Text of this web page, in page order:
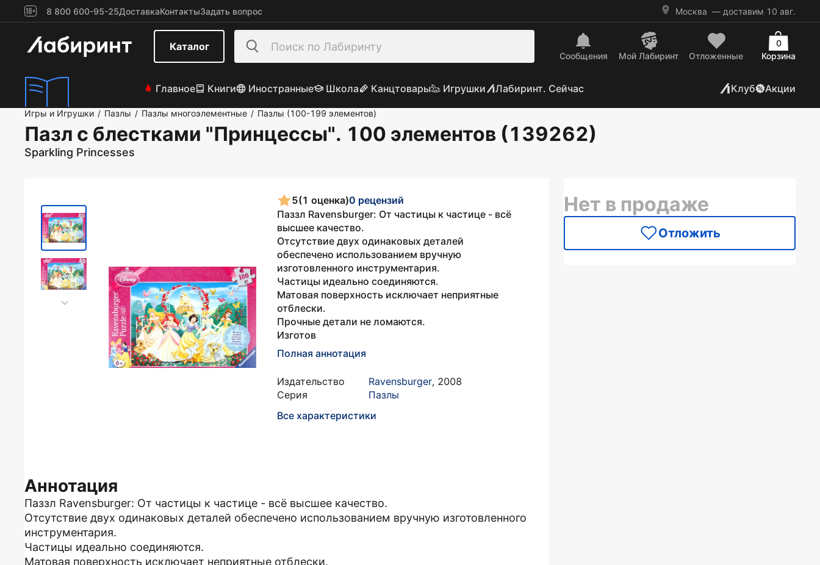
8 800 600-95-25ДоставкаКонтактыЗадать вопрос Москва — доставим 10 авг.
Каталог
Сообщения Mой Лабиринт Отложенные Корзина
0
Главное Книги Иностранные Школа Канцтовары Игрушки Лабиринт. Сейчас Клуб Акции
Игры и Игрушки / Пазлы / Пазлы многоэлементные / Пазлы (100-199 элементов)
Пазл c блестками "Принцессы". 100 элементов (139262)
Sparkling Princesses
5(1 оценка)0 рецензий
Паззл Ravensburger: От частицы к частице - всё
высшее качество.
Отсутствие двух одинаковых деталей
обеспечено использованием вручную
изготовленного инструментария.
Частицы идеально соединяются.
Матовая поверхность исключает неприятные
отблески.
Прочные детали не ломаются.
Изготов
Полная аннотация
Издательство Ravensburger, 2008
Серия
Пазлы
Все характеристики
Аннотация
Паззл Ravensburger: От частицы к частице - всё высшее качество.
Отсутствие двух одинаковых деталей обеспечено использованием вручную изготовленного
инструментария.
Частицы идеально соединяются.
Матовая поверхность исключает неприятные отблески.
Нет в продаже
Отложить